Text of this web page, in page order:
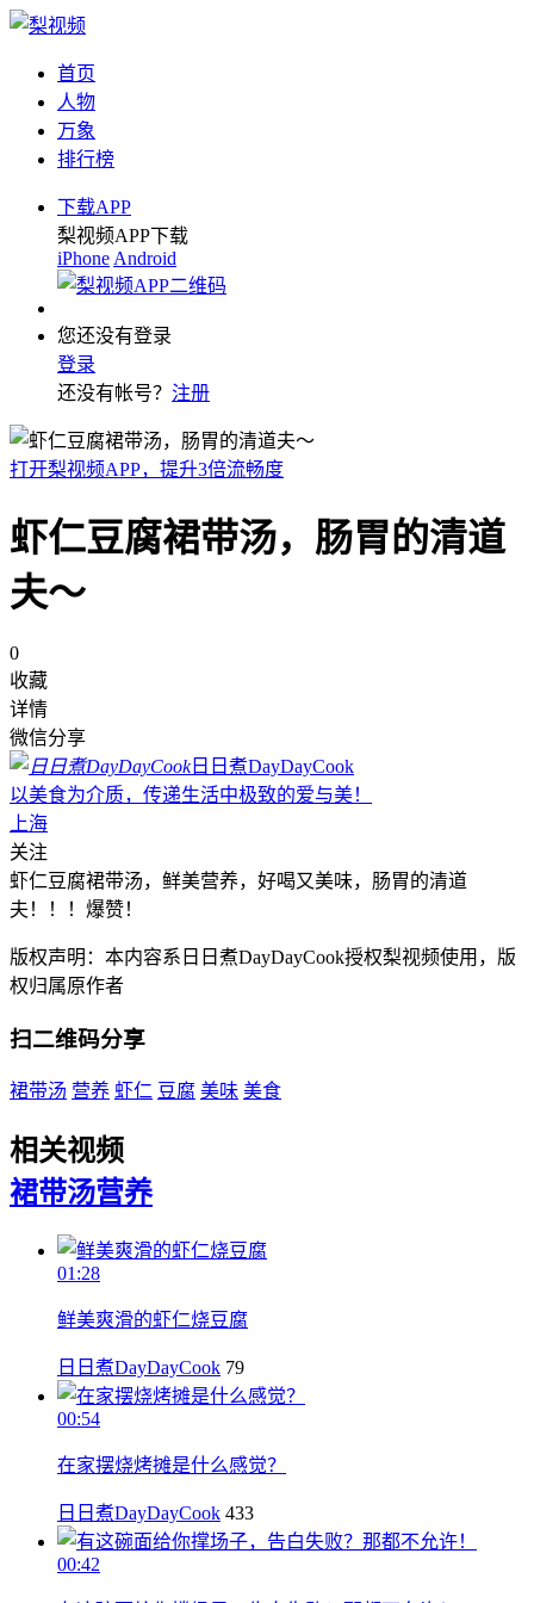
首页
人物
万象
排行榜
下载APP
梨视频APP下载
iPhone Android
您还没有登录
登录
还没有帐号？ 注册
打开梨视频APP，提升3倍流畅度
虾仁豆腐裙带汤，肠胃的清道
夫～
0
收藏
详情
微信分享
日日煮DayDayCook
以美食为介质，传递生活中极致的爱与美！
上海
关注
虾仁豆腐裙带汤，鲜美营养，好喝又美味，肠胃的清道
夫！！！爆赞！
版权声明：本内容系日日煮DayDayCook授权梨视频使用，版
权归属原作者
扫二维码分享
裙带汤 营养 虾仁 豆腐 美味 美食
相关视频
裙带汤营养
01:28
鲜美爽滑的虾仁烧豆腐
日日煮DayDayCook 79
00:54
在家摆烧烤摊是什么感觉？
日日煮DayDayCook 433
00:42